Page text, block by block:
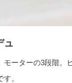
ュ
ーターの3段階。
。